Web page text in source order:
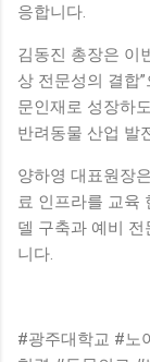
응합니다.
김동진 총장은 이
상 전문성의 결합
문인재로 성장하
반려동물 산업 발
양하영 대표원장
료 인프라를 교육
델 구축과 예비
니다.
#광주대학교 #노